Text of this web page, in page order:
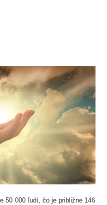
50 000 ľudí, čo je približne 146